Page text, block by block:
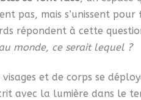
pas, mais s’unissent
répondent à cette
monde, ce serait lequel ?
et de corps se
avec la lumière dans le